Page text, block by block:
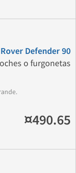
Defender 90
o furgonetas
¤490.65